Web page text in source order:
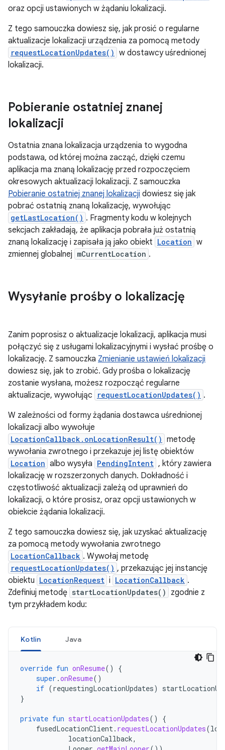
oraz opcji ustawionych w żądaniu lokalizacji.
Z tego samouczka dowiesz się, jak prosić o regularne
aktualizacje lokalizacji urządzenia za pomocą metody
requestLocationUpdates() w dostawcy uśrednionej
lokalizacji.
Pobieranie ostatniej znanej
lokalizacji
Ostatnia znana lokalizacja urządzenia to wygodna
podstawa, od której można zacząć, dzięki czemu
aplikacja ma znaną lokalizację przed rozpoczęciem
okresowych aktualizacji lokalizacji. Z samouczka
Pobieranie ostatniej znanej lokalizacji dowiesz się jak
pobrać ostatnią znaną lokalizację, wywołując
getLastLocation() . Fragmenty kodu w kolejnych
sekcjach zakładają, że aplikacja pobrała już ostatnią
znaną lokalizację i zapisała ją jako obiekt Location w
zmiennej globalnej mCurrentLocation .
Wysyłanie prośby o lokalizację
Zanim poprosisz o aktualizacje lokalizacji, aplikacja musi
połączyć się z usługami lokalizacyjnymi i wysłać prośbę o
lokalizację. Z samouczka Zmienianie ustawień lokalizacji
dowiesz się, jak to zrobić. Gdy prośba o lokalizację
zostanie wysłana, możesz rozpocząć regularne
aktualizacje, wywołując
requestLocationUpdates() .
W zależności od formy żądania dostawca uśrednionej
lokalizacji albo wywołuje
LocationCallback.onLocationResult() metodę
wywołania zwrotnego i przekazuje jej listę obiektów
Location albo wysyła PendingIntent , który zawiera
lokalizację w rozszerzonych danych. Dokładność i
częstotliwość aktualizacji zależą od uprawnień do
lokalizacji, o które prosisz, oraz opcji ustawionych w
obiekcie żądania lokalizacji.
Z tego samouczka dowiesz się, jak uzyskać aktualizację
za pomocą metody wywołania zwrotnego
LocationCallback . Wywołaj metodę
requestLocationUpdates() , przekazując jej instancję
obiektu LocationRequest i LocationCallback .
Zdefiniuj metodę startLocationUpdates()
zgodnie z
tym przykładem kodu:
Kotlin Java
override fun onResume()
{
super .onResume()
if (requestingLocationUpdates)
}
private fun startLocationUpdates()
{
fusedLocationClient. requestLocationUpdates(
locationCallback,